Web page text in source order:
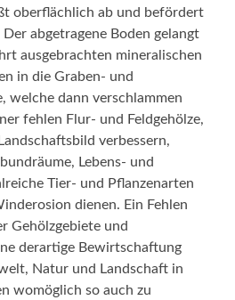
oberflächlich ab und befördert
abgetragene Boden gelangt
ausgebrachten mineralischen
in die Graben- und
welche dann verschlammen
fehlen Flur- und Feldgehölze,
verbessern,
Lebens- und
Tier- und Pflanzenarten
dienen. Ein Fehlen
Gehölzgebiete und
derartige Bewirtschaftung
Natur und Landschaft in
womöglich so auch zu